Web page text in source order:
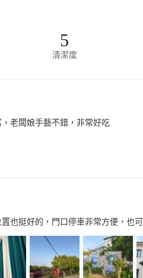
5
清潔度
老闆娘手藝不錯，非常好吃
也挺好的，門口停車非常方便，也